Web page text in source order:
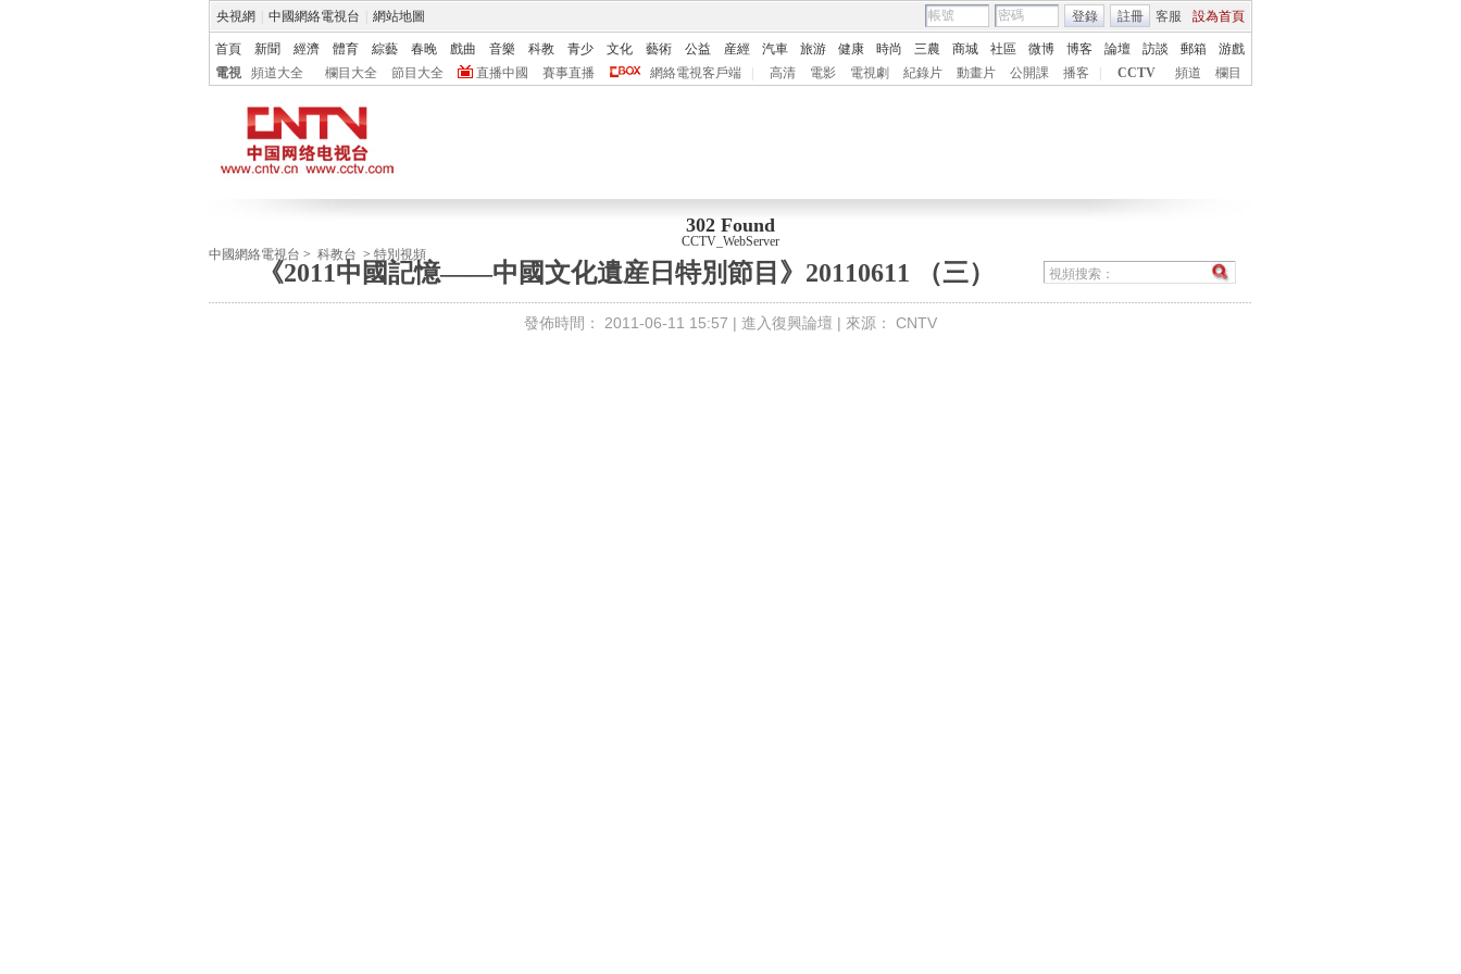
央視網 中國網絡電視台 網站地圖 客服 設為首頁
登錄 註冊
首頁 新聞 經濟 體育 綜藝 春晚 戲曲 音樂 科教 青少 文化 藝術 公益 産經 汽車 旅游 健康 時尚 三農 商城 社區 微博 博客 論壇 訪談 郵箱
游戲
電視
頻道大全 欄目大全 節目大全 直播中國 賽事直播 網絡電視客戶端 高清 電影 電視劇 紀錄片 動畫片 公開課 播客 CCTV 頻道 欄目
302 Found
CCTV_WebServer
中國網絡電視台 > 科教台 > 特別視頻
《2011中國記憶——中國文化遺産日特別節目》20110611 （三）
發佈時間： 2011-06-11 15:57 | 進入復興論壇 | 來源： CNTV